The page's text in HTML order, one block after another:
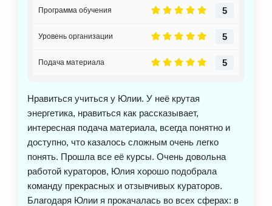
5
Программа обучения
5
Уровень организации
5
Подача материала
Нравиться учиться у Юлии. У неё крутая
энергетика, нравиться как рассказывает,
интересная подача материала, всегда понятно и
доступно, что казалось сложным очень легко
понять. Прошла все её курсы. Очень довольна
работой кураторов, Юлия хорошо подобрала
команду прекрасных и отзывчивых кураторов.
Благодаря Юлии я прокачалась во всех сферах: в